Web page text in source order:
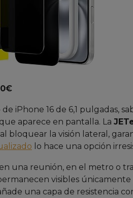
de iPhone 16 de 6,1 pulgadas,
aparece en pantalla. La
bloquear la visión lateral,
lo hace una opción
una reunión, en el metro o
visibles
una capa de resistencia